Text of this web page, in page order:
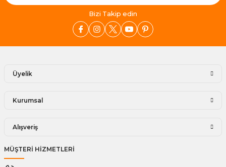
Bizi Takip edin
Üyelik
Kurumsal
Alışveriş
MÜŞTERİ HİZMETLERİ